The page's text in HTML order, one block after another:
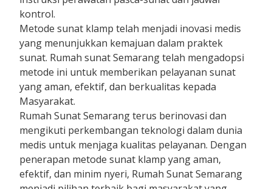
kontrol.
Metode sunat klamp telah menjadi inovasi medis
yang menunjukkan kemajuan dalam praktek
sunat. Rumah sunat Semarang telah mengadopsi
metode ini untuk memberikan pelayanan sunat
yang aman, efektif, dan berkualitas kepada
Masyarakat.
Rumah Sunat Semarang terus berinovasi dan
mengikuti perkembangan teknologi dalam dunia
medis untuk menjaga kualitas pelayanan. Dengan
penerapan metode sunat klamp yang aman,
efektif, dan minim nyeri, Rumah Sunat Semarang